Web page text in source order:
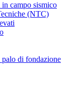
campo sismico
(NTC)
di fondazione